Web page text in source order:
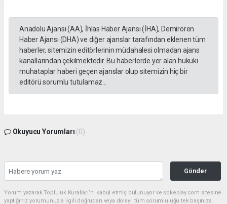
Anadolu Ajansı (AA), İhlas Haber Ajansı (İHA), Demirören
Haber Ajansı (DHA) ve diğer ajanslar tarafından eklenen tüm
haberler, sitemizin editörlerinin müdahalesi olmadan ajans
kanallarından çekilmektedir. Bu haberlerde yer alan hukuki
muhataplar haberi geçen ajanslar olup sitemizin hiç bir
editörü sorumlu tutulamaz...
Okuyucu Yorumları (0)
Gönder
Yorum yazarak Topluluk Kuralları’nı kabul etmiş bulunuyor ve sokeolay.com sitesine
yaptığınız yorumunuzla ilgili doğrudan veya dolaylı tüm sorumluluğu tek başınıza